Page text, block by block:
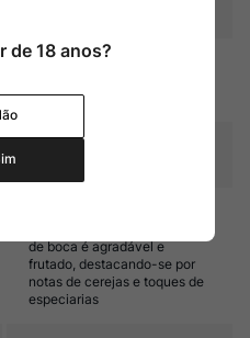
12 meses em barricas de
sendo 10% novas
de boca é agradável e
frutado, destacando-se por
notas de cerejas e toques de
especiarias
de 18 anos?